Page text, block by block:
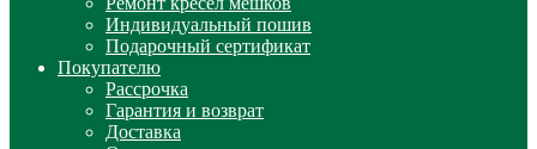
Индивидуальный пошив
Подарочный сертификат
Покупателю
Рассрочка
Гарантия и возврат
Доставка